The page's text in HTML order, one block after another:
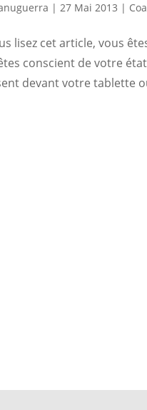
|27 Mai 2013 |
lisez cet article, vous
conscient de votre
devant votre tablette